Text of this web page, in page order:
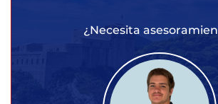
¿Necesita